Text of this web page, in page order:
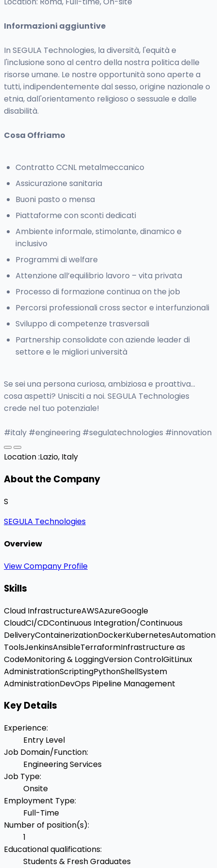
Informazioni aggiuntive
In SEGULA Technologies, la diversità, l'equità e
l'inclusione sono al centro della nostra politica delle
risorse umane. Le nostre opportunità sono aperte a
tutti, indipendentemente dal sesso, origine nazionale o
etnia, dall'orientamento religioso o sessuale e dalle
disabilità.
Cosa Offriamo
Contratto CCNL metalmeccanico
Assicurazione sanitaria
Buoni pasto o mensa
Piattaforme con sconti dedicati
Ambiente informale, stimolante, dinamico e
inclusivo
Programmi di welfare
Attenzione all’equilibrio lavoro – vita privata
Processo di formazione continua on the job
Percorsi professionali cross sector e interfunzionali
Sviluppo di competenze trasversali
Partnership consolidate con aziende leader di
settore e le migliori università
Se sei una persona curiosa, ambiziosa e proattiva…
cosa aspetti? Unisciti a noi. SEGULA Technologies
crede nel tuo potenziale!
#italy #engineering #segulatechnologies #innovation
Location :Lazio, Italy
About the Company
S
SEGULA Technologies
Overview
View Company Profile
Skills
Cloud InfrastructureAWSAzureGoogle
CloudCI/CDContinuous Integration/Continuous
DeliveryContainerizationDockerKubernetesAutomation
ToolsJenkinsAnsibleTerraformInfrastructure as
CodeMonitoring & LoggingVersion ControlGitLinux
AdministrationScriptingPythonShellSystem
AdministrationDevOps Pipeline Management
Key Details
Experience:
Entry Level
Job Domain/Function:
Engineering Services
Job Type:
Onsite
Employment Type:
Full-Time
Number of position(s):
1
Educational qualifications:
Students & Fresh Graduates